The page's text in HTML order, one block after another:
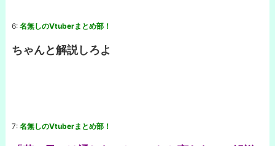
6: 名無しのVtuberまとめ部！
ちゃんと解説しろよ
7: 名無しのVtuberまとめ部！